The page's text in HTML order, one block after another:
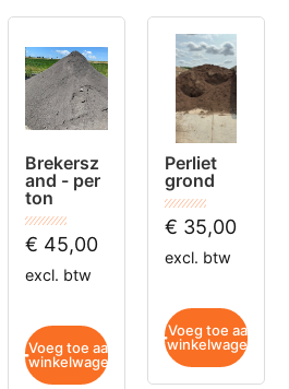
Brekersz
and - per
ton
€ 45,00
excl. btw
Voeg toe aan
winkelwagen
Perliet
grond
€ 35,00
excl. btw
Voeg toe aan
winkelwagen